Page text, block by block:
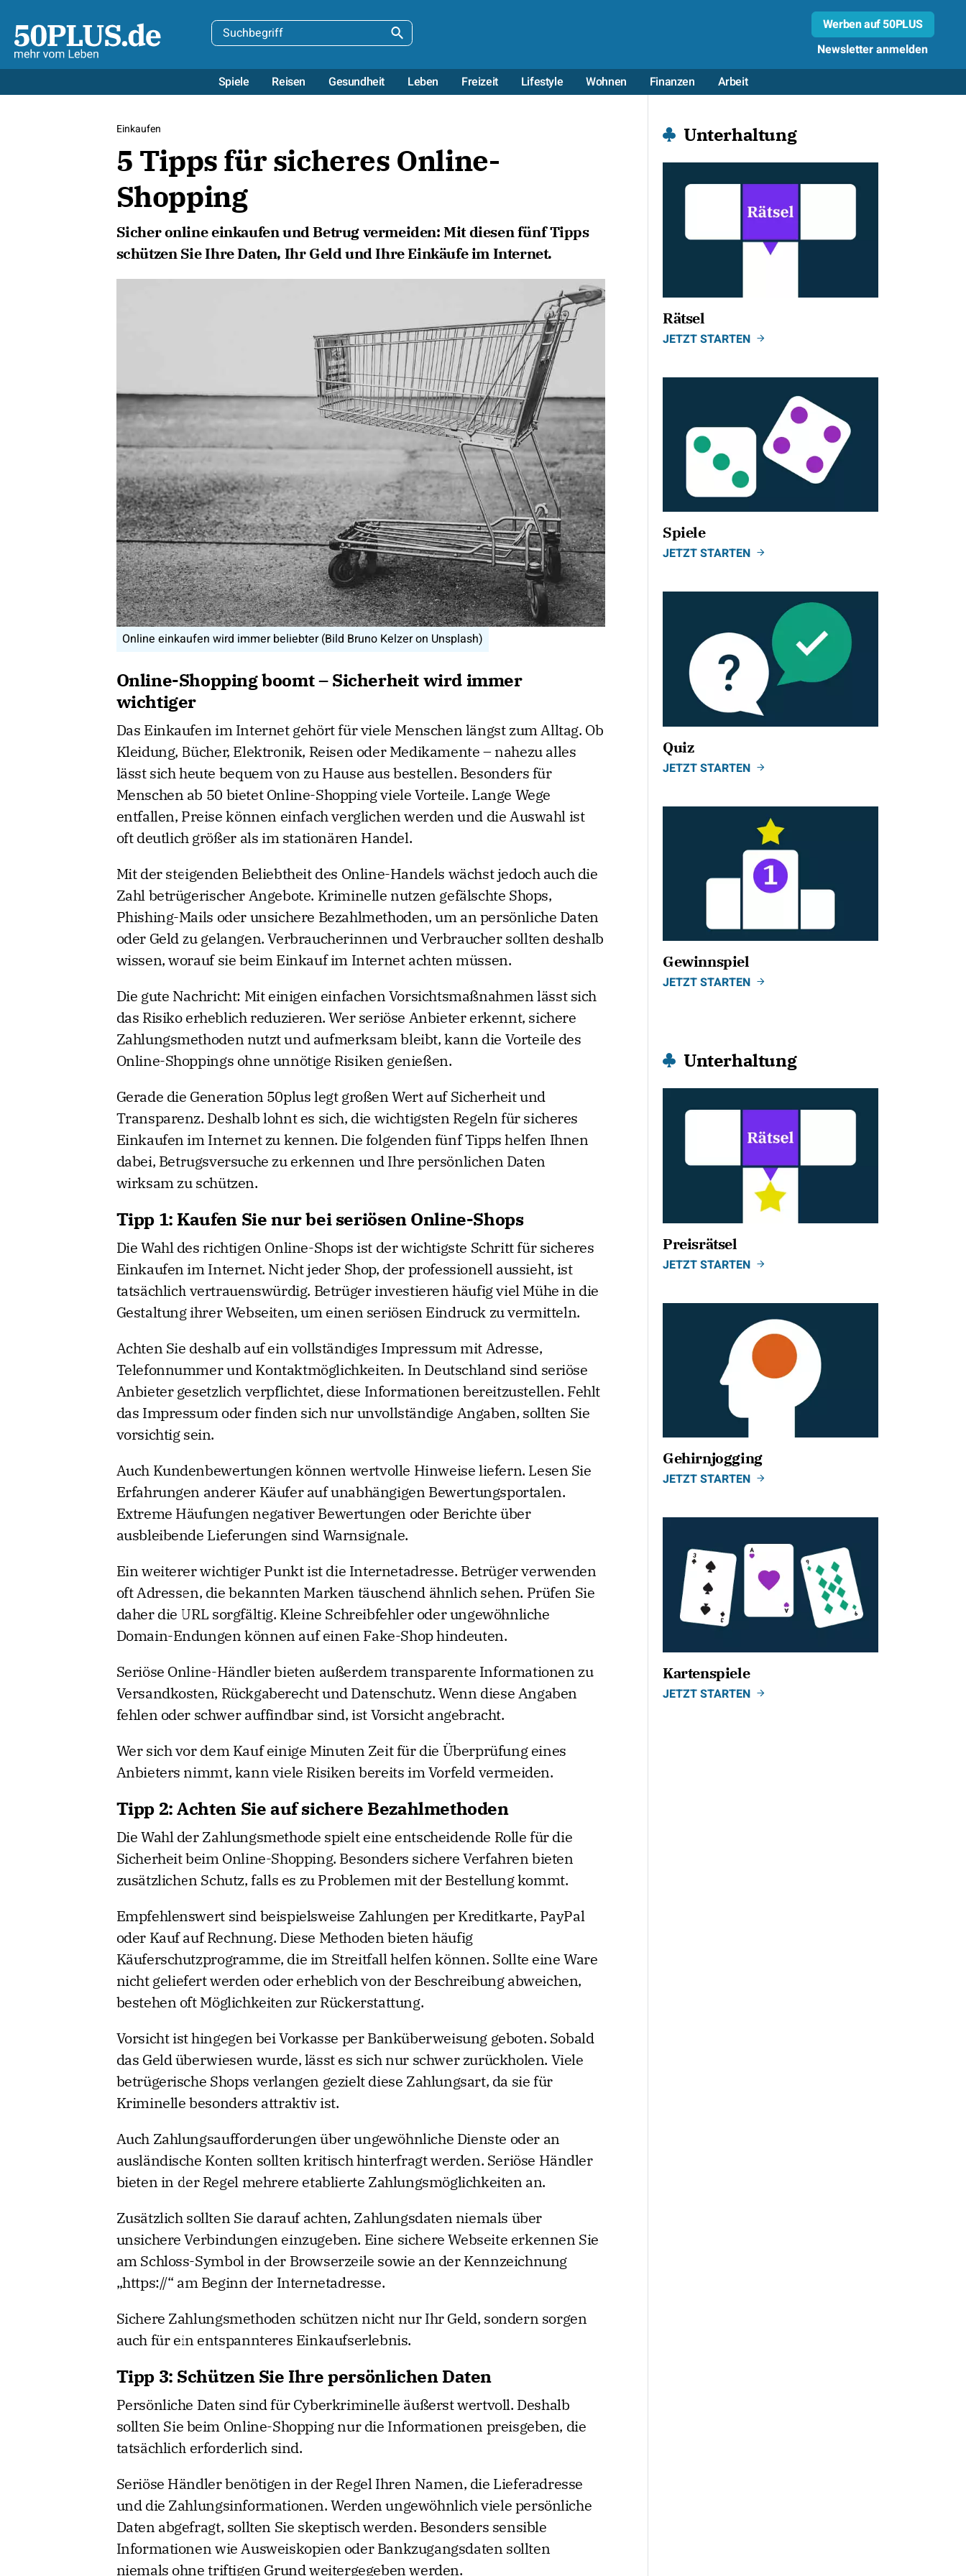
Werben auf 50PLUS
Newsletter anmelden
Spiele
Reisen Gesundheit Leben Freizeit Lifestyle Wohnen Finanzen Arbeit
Einkaufen
5 Tipps für sicheres Online-
Shopping
Sicher online einkaufen und Betrug vermeiden: Mit diesen fünf Tipps
schützen Sie Ihre Daten, Ihr Geld und Ihre Einkäufe im Internet.
Online einkaufen wird immer beliebter (Bild Bruno Kelzer on Unsplash)
Online-Shopping boomt – Sicherheit wird immer
wichtiger
Das Einkaufen im Internet gehört für viele Menschen längst zum Alltag. Ob
Kleidung, Bücher, Elektronik, Reisen oder Medikamente – nahezu alles
lässt sich heute bequem von zu Hause aus bestellen. Besonders für
Menschen ab 50 bietet Online-Shopping viele Vorteile. Lange Wege
entfallen, Preise können einfach verglichen werden und die Auswahl ist
oft deutlich größer als im stationären Handel.
Mit der steigenden Beliebtheit des Online-Handels wächst jedoch auch die
Zahl betrügerischer Angebote. Kriminelle nutzen gefälschte Shops,
Phishing-Mails oder unsichere Bezahlmethoden, um an persönliche Daten
oder Geld zu gelangen. Verbraucherinnen und Verbraucher sollten deshalb
wissen, worauf sie beim Einkauf im Internet achten müssen.
Die gute Nachricht: Mit einigen einfachen Vorsichtsmaßnahmen lässt sich
das Risiko erheblich reduzieren. Wer seriöse Anbieter erkennt, sichere
Zahlungsmethoden nutzt und aufmerksam bleibt, kann die Vorteile des
Online-Shoppings ohne unnötige Risiken genießen.
Gerade die Generation 50plus legt großen Wert auf Sicherheit und
Transparenz. Deshalb lohnt es sich, die wichtigsten Regeln für sicheres
Einkaufen im Internet zu kennen. Die folgenden fünf Tipps helfen Ihnen
dabei, Betrugsversuche zu erkennen und Ihre persönlichen Daten
wirksam zu schützen.
Tipp 1: Kaufen Sie nur bei seriösen Online-Shops
Die Wahl des richtigen Online-Shops ist der wichtigste Schritt für sicheres
Einkaufen im Internet. Nicht jeder Shop, der professionell aussieht, ist
tatsächlich vertrauenswürdig. Betrüger investieren häufig viel Mühe in die
Gestaltung ihrer Webseiten, um einen seriösen Eindruck zu vermitteln.
Achten Sie deshalb auf ein vollständiges Impressum mit Adresse,
Telefonnummer und Kontaktmöglichkeiten. In Deutschland sind seriöse
Anbieter gesetzlich verpflichtet, diese Informationen bereitzustellen. Fehlt
das Impressum oder finden sich nur unvollständige Angaben, sollten Sie
vorsichtig sein.
Auch Kundenbewertungen können wertvolle Hinweise liefern. Lesen Sie
Erfahrungen anderer Käufer auf unabhängigen Bewertungsportalen.
Extreme Häufungen negativer Bewertungen oder Berichte über
ausbleibende Lieferungen sind Warnsignale.
Ein weiterer wichtiger Punkt ist die Internetadresse. Betrüger verwenden
oft Adressen, die bekannten Marken täuschend ähnlich sehen. Prüfen Sie
daher die URL sorgfältig. Kleine Schreibfehler oder ungewöhnliche
Domain-Endungen können auf einen Fake-Shop hindeuten.
Seriöse Online-Händler bieten außerdem transparente Informationen zu
Versandkosten, Rückgaberecht und Datenschutz. Wenn diese Angaben
fehlen oder schwer auffindbar sind, ist Vorsicht angebracht.
Wer sich vor dem Kauf einige Minuten Zeit für die Überprüfung eines
Anbieters nimmt, kann viele Risiken bereits im Vorfeld vermeiden.
Tipp 2: Achten Sie auf sichere Bezahlmethoden
Die Wahl der Zahlungsmethode spielt eine entscheidende Rolle für die
Sicherheit beim Online-Shopping. Besonders sichere Verfahren bieten
zusätzlichen Schutz, falls es zu Problemen mit der Bestellung kommt.
Empfehlenswert sind beispielsweise Zahlungen per Kreditkarte, PayPal
oder Kauf auf Rechnung. Diese Methoden bieten häufig
Käuferschutzprogramme, die im Streitfall helfen können. Sollte eine Ware
nicht geliefert werden oder erheblich von der Beschreibung abweichen,
bestehen oft Möglichkeiten zur Rückerstattung.
Vorsicht ist hingegen bei Vorkasse per Banküberweisung geboten. Sobald
das Geld überwiesen wurde, lässt es sich nur schwer zurückholen. Viele
betrügerische Shops verlangen gezielt diese Zahlungsart, da sie für
Kriminelle besonders attraktiv ist.
Auch Zahlungsaufforderungen über ungewöhnliche Dienste oder an
ausländische Konten sollten kritisch hinterfragt werden. Seriöse Händler
bieten in der Regel mehrere etablierte Zahlungsmöglichkeiten an.
Zusätzlich sollten Sie darauf achten, Zahlungsdaten niemals über
unsichere Verbindungen einzugeben. Eine sichere Webseite erkennen Sie
am Schloss-Symbol in der Browserzeile sowie an der Kennzeichnung
„https://“ am Beginn der Internetadresse.
Sichere Zahlungsmethoden schützen nicht nur Ihr Geld, sondern sorgen
auch für ein entspannteres Einkaufserlebnis.
Tipp 3: Schützen Sie Ihre persönlichen Daten
Persönliche Daten sind für Cyberkriminelle äußerst wertvoll. Deshalb
sollten Sie beim Online-Shopping nur die Informationen preisgeben, die
tatsächlich erforderlich sind.
Seriöse Händler benötigen in der Regel Ihren Namen, die Lieferadresse
und die Zahlungsinformationen. Werden ungewöhnlich viele persönliche
Daten abgefragt, sollten Sie skeptisch werden. Besonders sensible
Informationen wie Ausweiskopien oder Bankzugangsdaten sollten
niemals ohne triftigen Grund weitergegeben werden.
Unterhaltung
Rätsel
JETZT STARTEN
Spiele
JETZT STARTEN
Quiz
JETZT STARTEN
Gewinnspiel
JETZT STARTEN
Unterhaltung
Preisrätsel
JETZT STARTEN
Gehirnjogging
JETZT STARTEN
Kartenspiele
JETZT STARTEN